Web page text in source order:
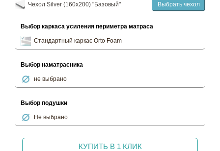
Чехол Silver (160х200) "Базовый"
Выбрать чехол
Выбор каркаса усиления периметра матраса
Стандартный каркас Orto Foam
Выбор наматрасника
не выбрано
Выбор подушки
Не выбрано
КУПИТЬ В 1 КЛИК